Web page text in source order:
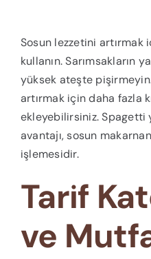
Sosun lezzetini
kullanın. Sarımsakların
yüksek ateşte pişirmeyin.
artırmak için daha fazla
ekleyebilirsiniz. Spagetti
avantajı, sosun
işlemesidir.
Tarif
ve